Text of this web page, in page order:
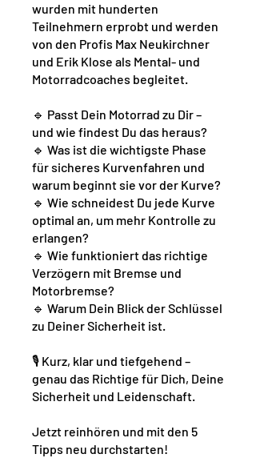
wurden mit hunderten
Teilnehmern erprobt und werden
von den Profis Max Neukirchner
und Erik Klose als Mental- und
Motorradcoaches begleitet.
🔹 Passt Dein Motorrad zu Dir –
und wie findest Du das heraus?
🔹 Was ist die wichtigste Phase
für sicheres Kurvenfahren und
warum beginnt sie vor der Kurve?
🔹 Wie schneidest Du jede Kurve
optimal an, um mehr Kontrolle zu
erlangen?
🔹 Wie funktioniert das richtige
Verzögern mit Bremse und
Motorbremse?
🔹 Warum Dein Blick der Schlüssel
zu Deiner Sicherheit ist.
🎙️ Kurz, klar und tiefgehend –
genau das Richtige für Dich, Deine
Sicherheit und Leidenschaft.
Jetzt reinhören und mit den 5
Tipps neu durchstarten!